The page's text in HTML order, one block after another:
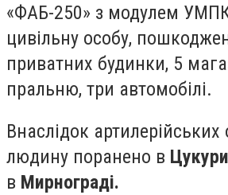
«ФАБ-250» з модулем
цивільну особу,
приватних будинки, 5
пральню, три автомобілі.
Внаслідок артилерійських
людину поранено в
в Мирнограді.